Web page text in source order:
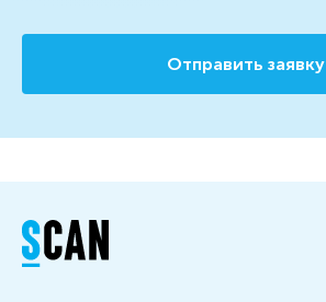
Отправить заявку